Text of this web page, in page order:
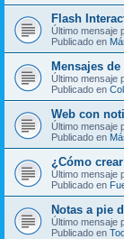
Flash
Último mensaje
Publicado en
Mensajes
Último mensaje
Publicado en
Web con
Último mensaje
Publicado en
¿Cómo
Último mensaje
Publicado en
Notas a pie
Último mensaje
Publicado en